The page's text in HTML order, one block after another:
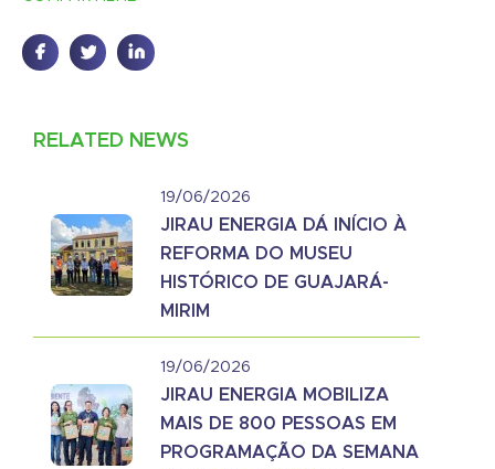
RELATED NEWS
19/06/2026
JIRAU ENERGIA DÁ INÍCIO À
REFORMA DO MUSEU
HISTÓRICO DE GUAJARÁ-
MIRIM
19/06/2026
JIRAU ENERGIA MOBILIZA
MAIS DE 800 PESSOAS EM
PROGRAMAÇÃO DA SEMANA